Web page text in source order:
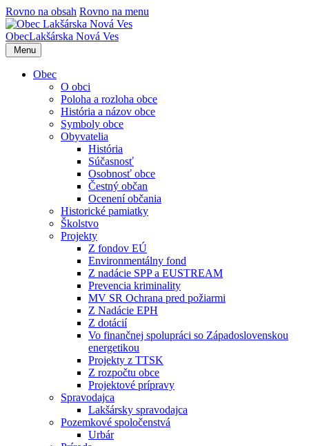
Rovno na obsah Rovno na menu
ObecLakšárska Nová Ves
Menu
Obec
O obci
Poloha a rozloha obce
História a názov obce
Symboly obce
Obyvatelia
História
Súčasnosť
Osobnosť obce
Čestný občan
Ocenení občania
Historické pamiatky
Školstvo
Projekty
Z fondov EÚ
Environmentálny fond
Z nadácie SPP a EUSTREAM
Prevencia kriminality
MV SR Ochrana pred požiarmi
Z Nadácie EPH
Z dotácií
Vo finančnej spolupráci so Západoslovenskou
energetikou
Projekty z TTSK
Z rozpočtu obce
Projektové prípravy
Spravodajca
Lakšársky spravodajca
Pozemkové spoločenstvá
Urbár